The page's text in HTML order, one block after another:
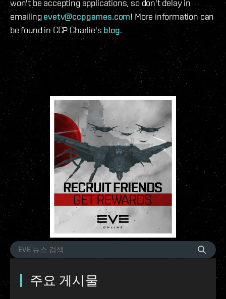
won't be accepting applications, so don't delay in
emailingevetv@ccpgames.com! More information can
be found in CCP Charlie's blog.
주요 게시물